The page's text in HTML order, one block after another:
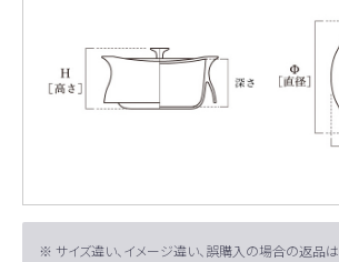
※ サイズ違い、イメージ違い、誤購入の場合の返品